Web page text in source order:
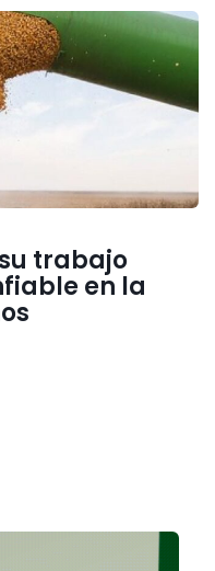
trabajo
en la